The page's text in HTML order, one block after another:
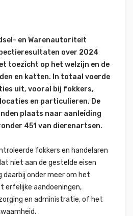
en Warenautoriteit
over 2024
toezicht op het welzijn en de
en katten. In totaal voerde
uit, vooral bij fokkers,
en particulieren. De
plaats naar aanleiding
451 van dierenartsen.
fokkers en handelaren
niet aan de gestelde eisen
daarbij onder meer om het
erfelijke aandoeningen,
en administratie, of het